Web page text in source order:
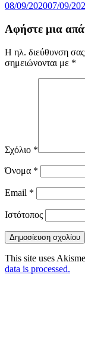
08/09/202007/09/
Αφήστε μια
Η ηλ. διεύθυνση σας
σημειώνονται με *
Σχόλιο *
Όνομα *
Email *
Ιστότοπος
This site uses
data is processed.